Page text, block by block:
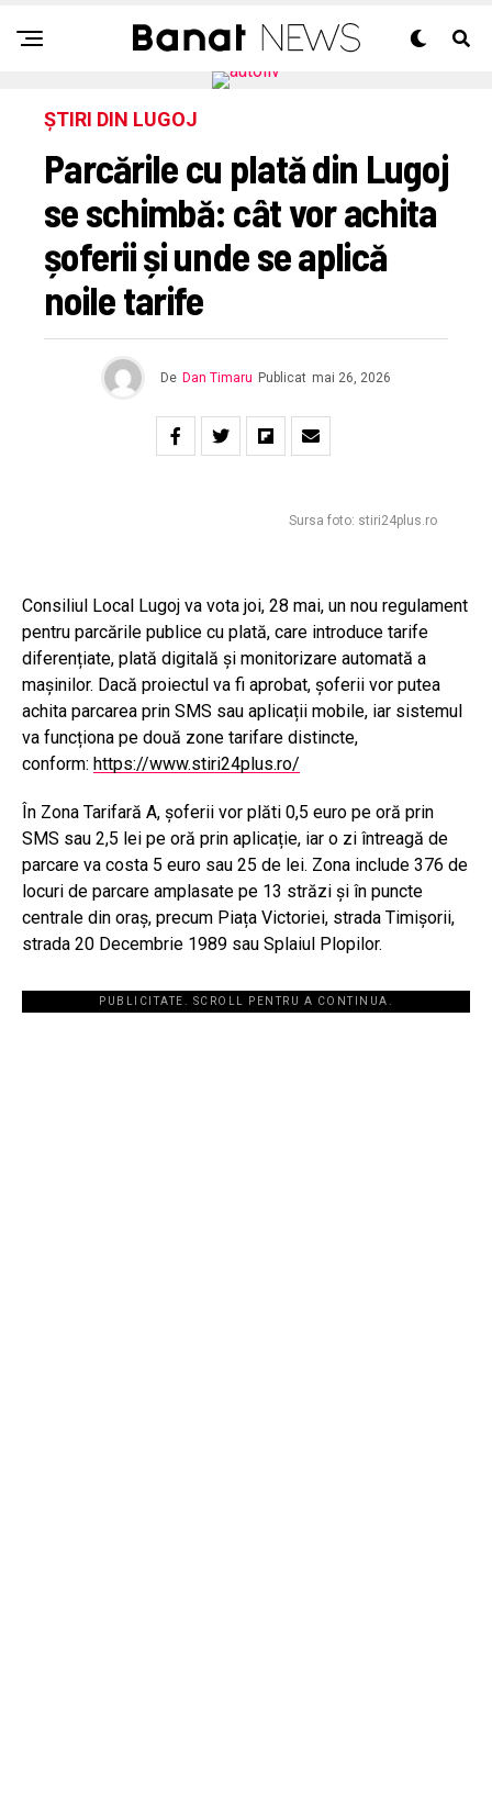
ȘTIRI DIN LUGOJ
Parcările cu plată din Lugoj
se schimbă: cât vor achita
șoferii și unde se aplică
noile tarife
De Dan Timaru Publicat mai 26, 2026
Sursa foto: stiri24plus.ro
Consiliul Local Lugoj va vota joi, 28 mai, un nou regulament
pentru parcările publice cu plată, care introduce tarife
diferențiate, plată digitală și monitorizare automată a
mașinilor. Dacă proiectul va fi aprobat, șoferii vor putea
achita parcarea prin SMS sau aplicații mobile, iar sistemul
va funcționa pe două zone tarifare distincte,
conform: https://www.stiri24plus.ro/
În Zona Tarifară A, șoferii vor plăti 0,5 euro pe oră prin
SMS sau 2,5 lei pe oră prin aplicație, iar o zi întreagă de
parcare va costa 5 euro sau 25 de lei. Zona include 376 de
locuri de parcare amplasate pe 13 străzi și în puncte
centrale din oraș, precum Piața Victoriei, strada Timișorii,
strada 20 Decembrie 1989 sau Splaiul Plopilor.
PUBLICITATE. SCROLL PENTRU A CONTINUA.